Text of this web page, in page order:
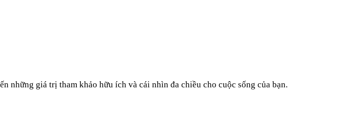
những giá trị tham khảo hữu ích và cái nhìn đa chiều cho cuộc sống của bạn.